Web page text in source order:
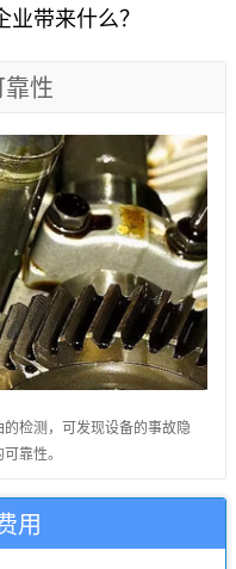
带来什么？
性
检测，可发现设备的事故隐
靠性。
用